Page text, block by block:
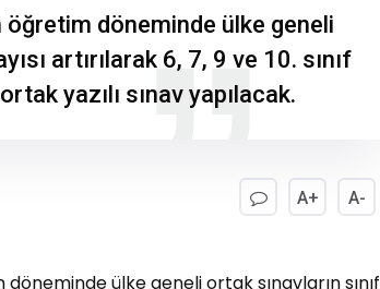
öğretim döneminde ülke geneli
artırılarak 6, 7, 9 ve 10. sınıf
yazılı sınav yapılacak.
A+ A-
ülke geneli ortak sınavların sınıf